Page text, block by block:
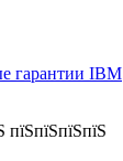
гарантии IBM